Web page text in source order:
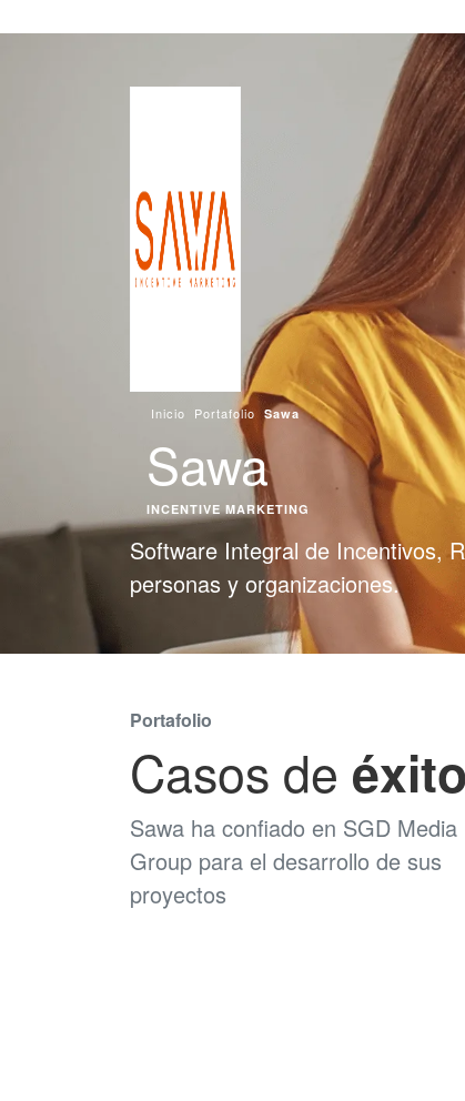
Inicio Portafolio Sawa
Sawa
INCENTIVE MARKETING
Software Integral de Incentivos,
personas y organizaciones.
Portafolio
Casos de éxito
Sawa ha confiado en SGD Media
Group para el desarrollo de sus
proyectos